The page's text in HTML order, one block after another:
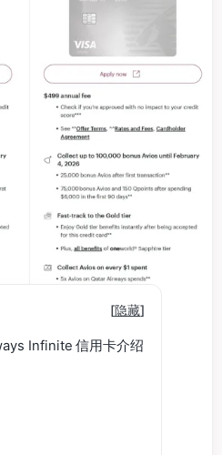
[隐藏]
Infinite 信用卡介绍